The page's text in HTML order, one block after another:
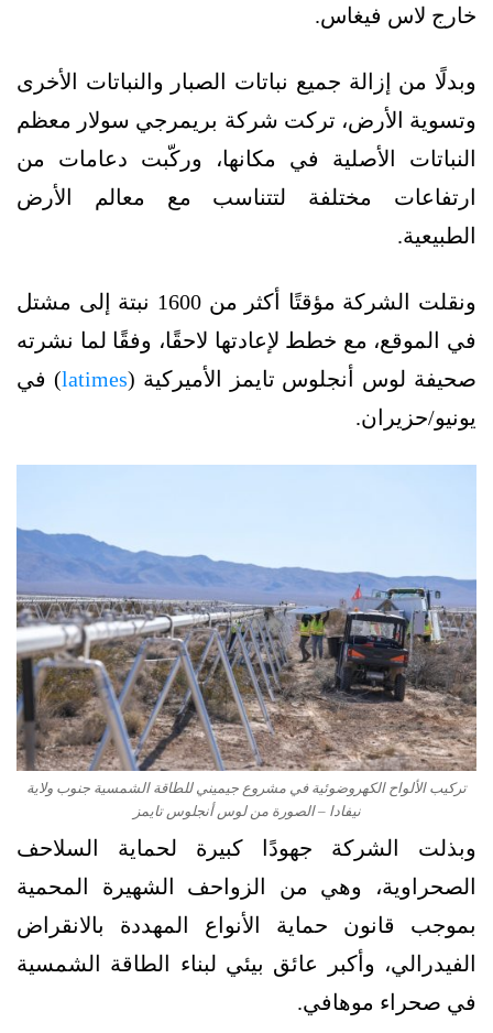
خارج لاس فيغاس.
وبدلًا من إزالة جميع نباتات الصبار والنباتات الأخرى
وتسوية الأرض، تركت شركة بريمرجي سولار معظم
النباتات الأصلية في مكانها، وركّبت دعامات من
ارتفاعات مختلفة لتتناسب مع معالم الأرض
الطبيعية.
ونقلت الشركة مؤقتًا أكثر من 1600 نبتة إلى مشتل
في الموقع، مع خطط لإعادتها لاحقًا، وفقًا لما نشرته
صحيفة لوس أنجلوس تايمز الأميركية (latimes) في
يونيو/حزيران.
تركيب الألواح الكهروضوئية في مشروع جيميني للطاقة الشمسية جنوب ولاية
نيفادا – الصورة من لوس أنجلوس تايمز
وبذلت الشركة جهودًا كبيرة لحماية السلاحف
الصحراوية، وهي من الزواحف الشهيرة المحمية
بموجب قانون حماية الأنواع المهددة بالانقراض
الفيدرالي، وأكبر عائق بيئي لبناء الطاقة الشمسية
في صحراء موهافي.